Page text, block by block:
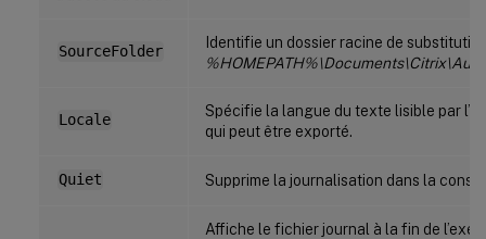
SourceFolder
Identifie un dossier racine de
Locale
Spécifie la langue du texte lisible par
qui peut être exporté.
Quiet Supprime la journalisation dans la
Affiche le fichier journal à la fin de